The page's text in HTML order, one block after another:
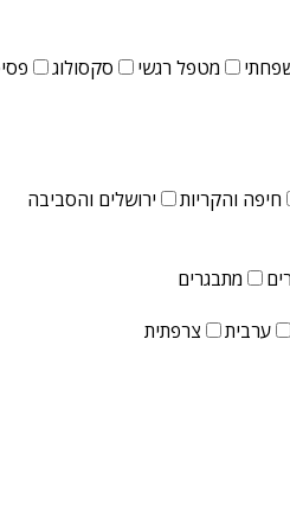
מטפל רגשי סקסולוג
חיפה והקריות ירושלים והסביבה
מתבגרים
ערבית צרפתית